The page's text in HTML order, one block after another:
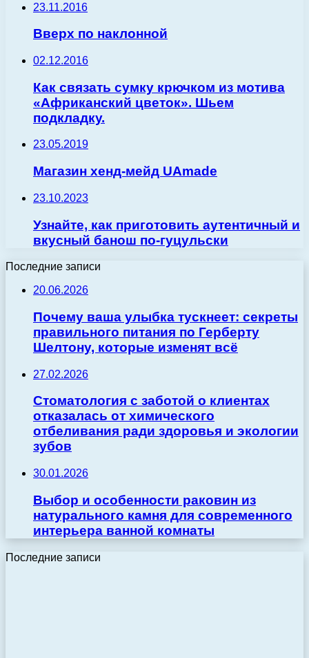
23.11.2016
Вверх по наклонной
02.12.2016
Как связать сумку крючком из мотива
«Африканский цветок». Шьем
подкладку.
23.05.2019
Магазин хенд-мейд UAmade
23.10.2023
Узнайте, как приготовить аутентичный и
вкусный банош по-гуцульски
Последние записи
20.06.2026
Почему ваша улыбка тускнеет: секреты
правильного питания по Герберту
Шелтону, которые изменят всё
27.02.2026
Стоматология с заботой о клиентах
отказалась от химического
отбеливания ради здоровья и экологии
зубов
30.01.2026
Выбор и особенности раковин из
натурального камня для современного
интерьера ванной комнаты
Последние записи